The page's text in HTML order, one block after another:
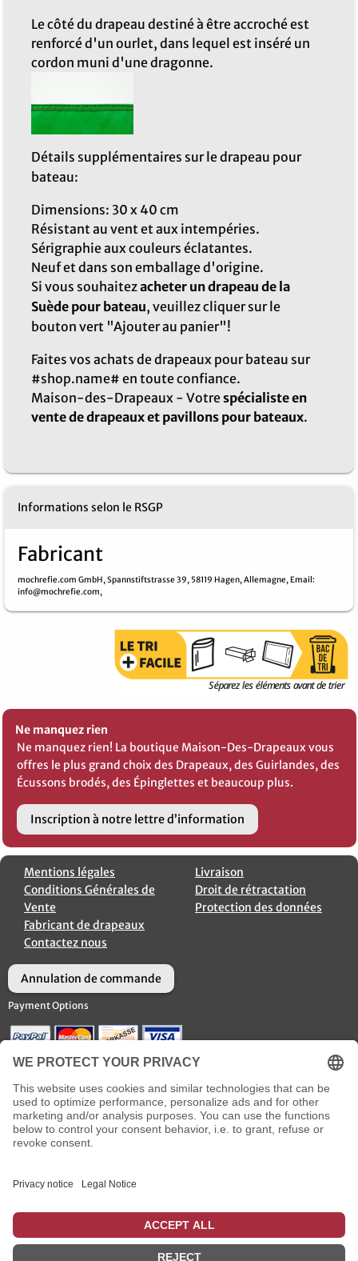
Le côté du drapeau destiné à être accroché est
renforcé d'un ourlet, dans lequel est inséré un
cordon muni d'une dragonne.
Détails supplémentaires sur le drapeau pour
bateau:
Dimensions: 30 x 40 cm
Résistant au vent et aux intempéries.
Sérigraphie aux couleurs éclatantes.
Neuf et dans son emballage d'origine.
Si vous souhaitezacheter un drapeau de la
Suède pour bateau, veuillez cliquer sur le
bouton vert "Ajouter au panier"!
Faites vos achats de drapeaux pour bateau sur
#shop.name# en toute confiance.
Maison-des-Drapeaux - Votrespécialiste en
vente de drapeaux et pavillons pour bateaux.
Informations selon le RSGP
Fabricant
mochrefie.com GmbH, Spannstiftstrasse 39, 58119 Hagen, Allemagne, Email:
info@mochrefie.com,
Ne manquez rien
Ne manquez rien! La boutique Maison-Des-Drapeaux vous
offres le plus grand choix des Drapeaux, des Guirlandes, des
Écussons brodés, des Épinglettes et beaucoup plus.
Inscription à notre lettre d’information
Mentions légales
Conditions Générales de
Vente
Fabricant de drapeaux
Contactez nous
Livraison
Droit de rétractation
Protection des données
Annulation de commande
Payment Options
* plusfrais de livraisonincl. TVA